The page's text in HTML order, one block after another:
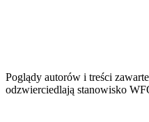
Poglądy autorów i treści
odzwierciedlają stanowisko